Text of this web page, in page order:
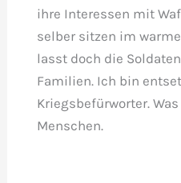
ihre Interessen mit
selber sitzen im
lasst doch die
Familien. Ich bin
Kriegsbefürworter.
Menschen.